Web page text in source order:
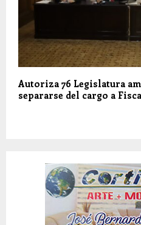
Autoriza 76 Legislatura
separarse del cargo a